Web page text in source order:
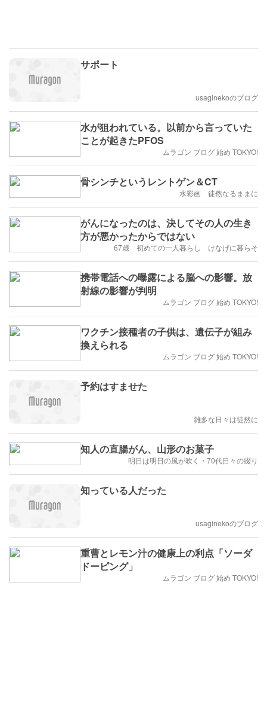
サポート
usaginekoのブログ
水が狙われている。以前から言っていた
ことが起きたPFOS
ムラゴン ブログ 始め TOKYO!
骨シンチというレントゲン＆CT
水彩画 徒然なるままに
がんになったのは、決してその人の生き
方が悪かったからではない
67歳 初めての一人暮らし けなげに暮らそ
携帯電話への曝露による脳への影響。放
射線の影響が判明
ムラゴン ブログ 始め TOKYO!
ワクチン接種者の子供は、遺伝子が組み
換えられる
ムラゴン ブログ 始め TOKYO!
予約はすませた
雑多な日々は徒然に
知人の直腸がん、山形のお菓子
明日は明日の風が吹く・70代日々の綴り
知っている人だった
usaginekoのブログ
重曹とレモン汁の健康上の利点「ソーダ
ドーピング」
ムラゴン ブログ 始め TOKYO!